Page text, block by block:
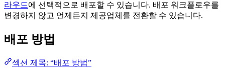
라우드에 선택적으로 배포할 수 있습니다. 배포 워크플로우를
변경하지 않고 언제든지 제공업체를 전환할 수 있습니다.
배포 방법
섹션 제목: “배포 방법”